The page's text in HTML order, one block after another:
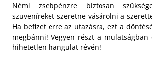
Némi zsebpénzre biztosan
szuveníreket szeretne vásárolni a
Ha befizet erre az utazásra, ezt a
megbánni! Vegyen részt a
hihetetlen hangulat révén!